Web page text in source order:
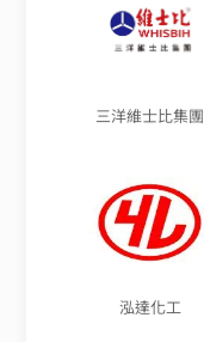
三洋維士比集團
泓達化工